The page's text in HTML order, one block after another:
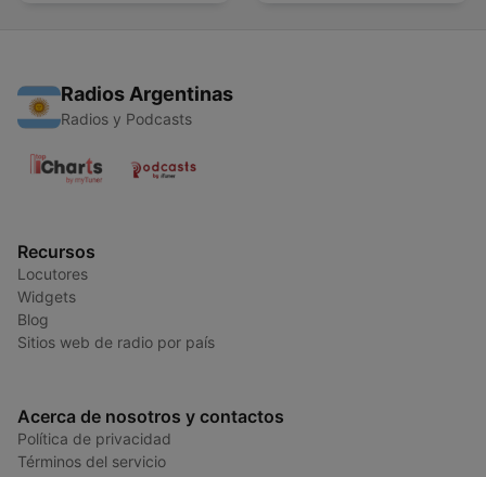
Radios Argentinas
Radios y Podcasts
Recursos
Locutores
Widgets
Blog
Sitios web de radio por país
Acerca de nosotros y contactos
Política de privacidad
Términos del servicio